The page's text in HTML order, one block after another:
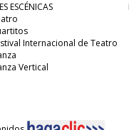
ESCÉNICAS
Internacional de Teatro
Vertical